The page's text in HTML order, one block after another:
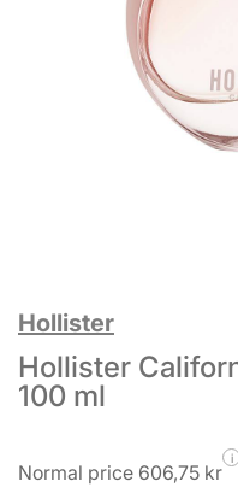
Hollister
Hollister
100 ml
Normal price 606,75 kr
i